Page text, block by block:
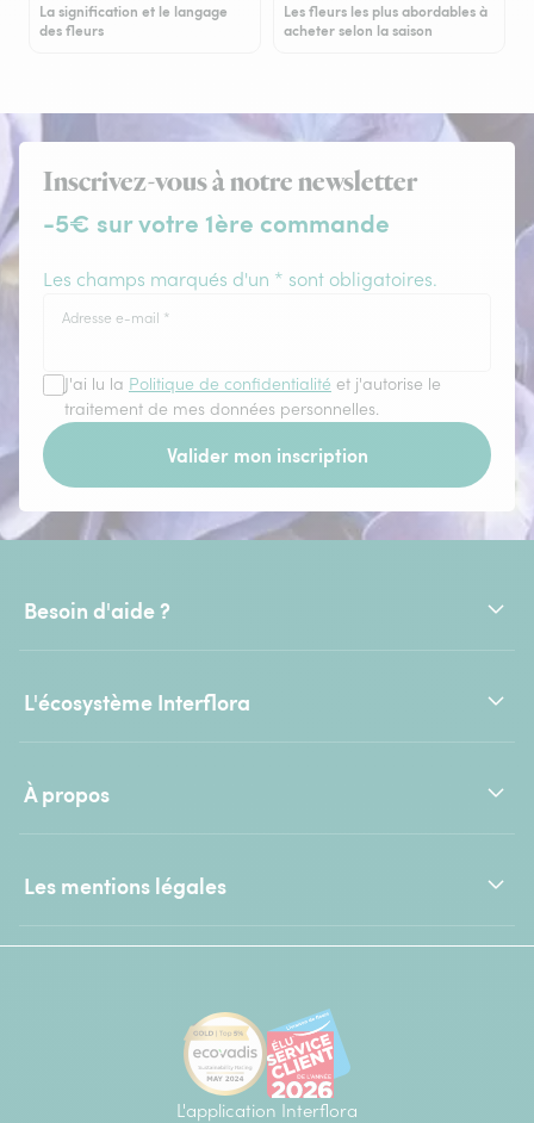
La signification et le langage
des fleurs
Les fleurs les plus abordables à
acheter selon la saison
Inscrivez-vous à notre newsletter
-5€ sur votre 1ère commande
Les champs marqués d'un * sont obligatoires.
Adresse e-mail *
J'ai lu la Politique de confidentialité et j'autorise le
traitement de mes données personnelles.
Valider mon inscription
Besoin d'aide ?
L'écosystème Interflora
À propos
Les mentions légales
L'application Interflora